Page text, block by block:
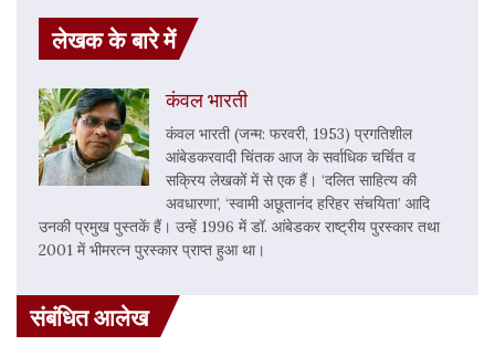
लेखक के बारे में
कंवल भारती
कंवल भारती (जन्म: फरवरी, 1953) प्रगतिशील
आंबेडकरवादी चिंतक आज के सर्वाधिक चर्चित व
सक्रिय लेखकों में से एक हैं। ‘दलित साहित्य की
अवधारणा’, ‘स्वामी अछूतानंद हरिहर संचयिता’ आदि
उनकी प्रमुख पुस्तकें हैं। उन्हें 1996 में डॉ. आंबेडकर राष्ट्रीय पुरस्कार तथा
2001 में भीमरत्न पुरस्कार प्राप्त हुआ था।
संबंधित आलेख